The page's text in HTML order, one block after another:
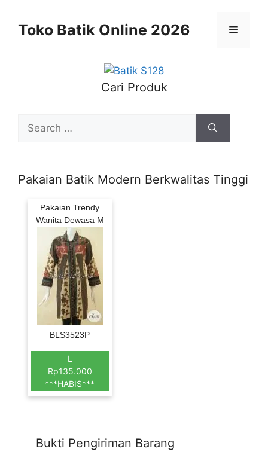
contentToko Batik Online 2026 Menu
Cari Produk
for:
Pakaian Batik Modern Berkwalitas Tinggi
Pakaian Trendy
Wanita Dewasa M
BLS3523P
L
Rp135.000
***HABIS***
Bukti Pengiriman Barang